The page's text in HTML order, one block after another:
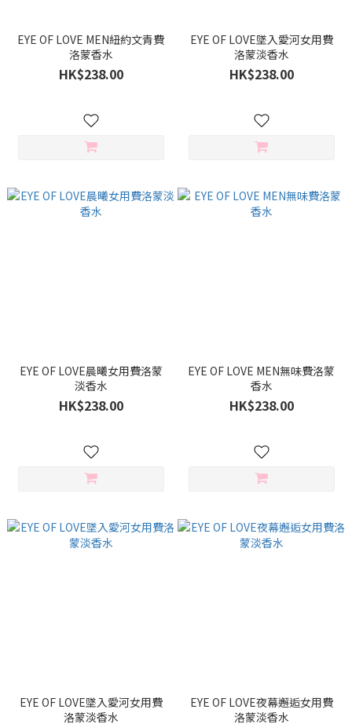
EYE OF LOVE MEN紐約文青費
洛蒙香水
HK$238.00
EYE OF LOVE墜入愛河女用費
洛蒙淡香水
HK$238.00
EYE OF LOVE晨曦女用費洛蒙
淡香水
HK$238.00
EYE OF LOVE MEN無味費洛蒙
香水
HK$238.00
EYE OF LOVE墜入愛河女用費
洛蒙淡香水
EYE OF LOVE夜幕邂逅女用費
洛蒙淡香水